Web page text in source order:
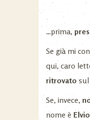
…prima,
Se già mi
qui, caro
ritrovato
Se, invece,
nome è Elvio